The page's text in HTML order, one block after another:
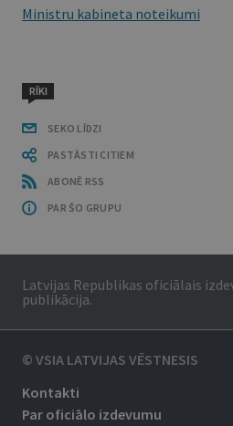
Ministru kabineta noteikumi
RĪKI
SEKO LĪDZI
PASTĀSTI CITIEM
ABONĒ RSS
PAR ŠO GRUPU
Latvijas Republikas oficiālais
publikācija.
© VSIA LATVIJAS VĒSTNESIS
Kontakti
Par oficiālo izdevumu